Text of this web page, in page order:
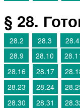
§ 28.
28.2
28.3 28.4
28.9
28.10
28.16
28.17
28.23
28.24
28.30
28.31